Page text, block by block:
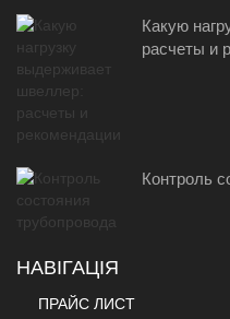
Какую
расчеты и
Контроль
НАВІГАЦІЯ
ПРАЙС ЛИСТ